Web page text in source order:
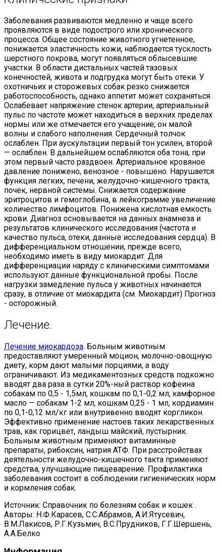
Заболевания развиваются медленно и чаще всего
проявляются в виде подострого или хронического
процесса. Общее состояние животного угнетенное,
понижается эластичность кожи, наблюдается тусклость
шерстного покрова, могут появляться облысевшие
участки. В области дистальных частей тазовых
конечностей, живота и подгрудка могут быть отеки. У
охотничьих и сторожевых собак резко снижается
работоспособность, однако аппетит может сохраняться.
Ослабевает напряжение стенок артерии, артериальный
пульс по частоте может находиться в верхних пределах
нормы или же отмечается его учащение; он малой
волны и слабого наполнения. Сердечный толчок
ослаблен. При аускультации первый тон усилен, второй
— ослаблен. В дальнейшем ослабляются оба тона, при
этом первый часто раздвоен. Артериальное кровяное
давление понижено, венозное - повышено. Нарушается
функция легких, печени, желудочно-кишечного тракта,
почек, нервной системы. Снижается содержание
эритроцитов и гемоглобина, в лейкограмме увеличение
количество лимфоцитов. Понижена кислотная емкость
крови. Диагноз основывается на данных анамнеза и
результатов клинического исследования (частота и
качество пульса, отеки, данные исследования сердца). В
дифференциальном отношении, прежде всего,
необходимо иметь в виду миокардит. Для
дифференциации наряду с клиническими симптомами
используют данные функциональной пробы. После
нагрузки замедление пульса у животных начинается
сразу, в отличие от миокардита (см. Миокардит) Прогноз
- осторожный.
Лечение.
Лечение миокардоза. Больным животным
предоставляют умеренный моцион, молочно-овощную
диету, корм дают малыми порциями, а воду
ограничивают. Из медикаментозных средств подкожно
вводят два раза в сутки 20%-ный раствор кофеина
собакам по 0,5 - 1,5мл, кошкам по 0,1-0,2 мл, камфорное
масло — собакам 1-2 мл, кошкам 0,25 - 1 мл, кордиамин
по 0,1-0,12 мл/кг или внутривенно вводят коргликон.
Эффективно применение настоев таких лекарственных
трав, как горицвет, ландыш майский, пустырник.
Больным животным применяют витаминные
препараты, рибоксин, натрия АТФ. При расстройствах
деятельности желудочно-кишечного такта применяют
средства, улучшающие пищеварение. Профилактика
заболевания состоит в соблюдении гигиенических норм
и кормления собак.
Источник: Справочник по болезням собак и кошек .
Авторы: Н.Ф.Карасев, С.С.Абрамов, А.И.Ятусевич,
В.М.Лакисов, Р.Г.Кузьмич, В.С.Прудников, Г.Г.Шершень,
А.А.Белко